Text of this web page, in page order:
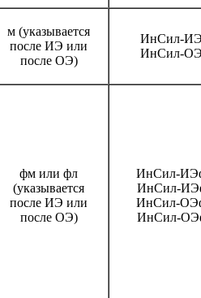
м (указывается
после ИЭ или
после ОЭ)
ИнСил-
ИнСил-
фм или фл
(указывается
после ИЭ или
после ОЭ)
ИнСил-
ИнСил-
ИнСил-
ИнСил-